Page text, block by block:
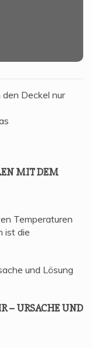
MIT DEM
Temperaturen
ist die
– URSA­CHE UND